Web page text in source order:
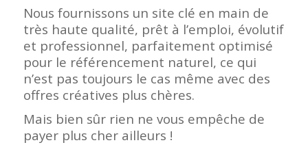
Nous fournissons un site clé en main de
très haute qualité, prêt à l’emploi, évolutif
et professionnel, parfaitement optimisé
pour le référencement naturel, ce qui
n’est pas toujours le cas même avec des
offres créatives plus chères.
Mais bien sûr rien ne vous empêche de
payer plus cher ailleurs !